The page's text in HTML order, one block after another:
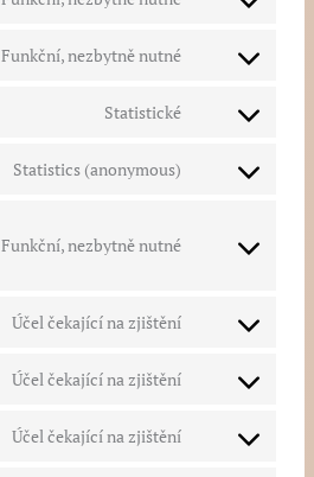
Funkční, nezbytně nutné
Statistické
Statistics (anonymous)
Funkční, nezbytně nutné
Účel čekající na zjištění
Účel čekající na zjištění
Účel čekající na zjištění